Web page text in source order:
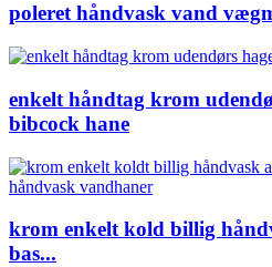
poleret håndvask vand
enkelt håndtag krom
bibcock hane
krom enkelt kold billig
bas...